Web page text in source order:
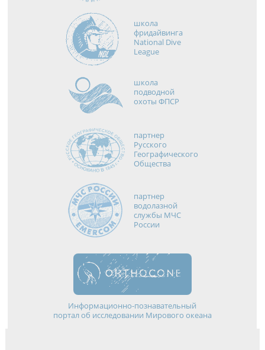
школа
фридайвинга
National Dive
League
школа
подводной
охоты ФПСР
партнер
Русского
Географического
Общества
партнер
водолазной
службы МЧС
России
Информационно-познавательный
портал об исследовании Мирового океана